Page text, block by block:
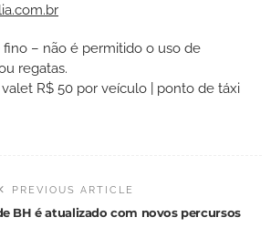
– não é permitido o uso de
regatas.
valet R$ 50 por veículo | ponto de táxi
PREVIOUS ARTICLE
BH é atualizado com novos percursos